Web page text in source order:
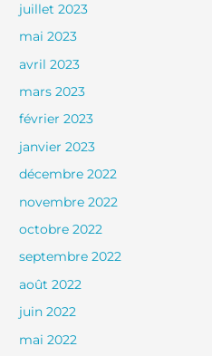
juillet 2023
mai 2023
avril 2023
mars 2023
février 2023
janvier 2023
décembre 2022
novembre 2022
octobre 2022
septembre 2022
août 2022
juin 2022
mai 2022